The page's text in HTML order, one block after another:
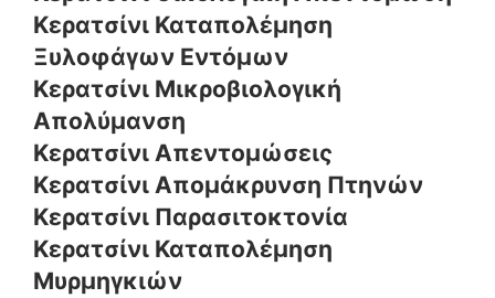
Κερατσίνι Καταπολέμηση
Ξυλοφάγων Εντόμων
Κερατσίνι Μικροβιολογική
Απολύμανση
Κερατσίνι Απεντομώσεις
Κερατσίνι Απομάκρυνση Πτηνών
Κερατσίνι Παρασιτοκτονία
Κερατσίνι Καταπολέμηση
Μυρμηγκιών